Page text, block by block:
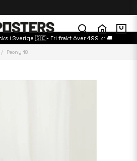
i Sverige 🇸🇪- Fri frakt över 499 kr 🚚
Peony 18